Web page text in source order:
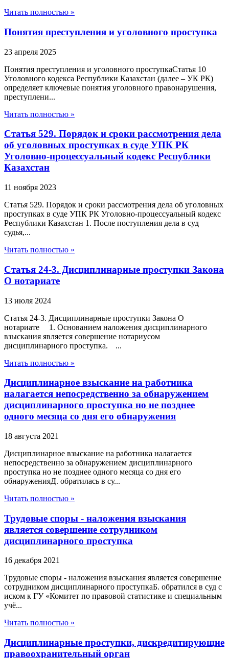
Читать полностью »
Понятия преступления и уголовного проступка
23 апреля 2025
Понятия преступления и уголовного проступкаСтатья 10
Уголовного кодекса Республики Казахстан (далее – УК РК)
определяет ключевые понятия уголовного правонарушения,
преступлени...
Читать полностью »
Статья 529. Порядок и сроки рассмотрения дела
об уголовных проступках в суде УПК РК
Уголовно-процессуальный кодекс Республики
Казахстан
11 ноября 2023
Статья 529. Порядок и сроки рассмотрения дела об уголовных
проступках в суде УПК РК Уголовно-процессуальный кодекс
Республики Казахстан 1. После поступления дела в суд
судья,...
Читать полностью »
Статья 24-3. Дисциплинарные проступки Закона
О нотариате
13 июля 2024
Статья 24-3. Дисциплинарные проступки Закона О
нотариате 1. Основанием наложения дисциплинарного
взыскания является совершение нотариусом
дисциплинарного проступка. ...
Читать полностью »
Дисциплинарное взыскание на работника
налагается непосредственно за обнаружением
дисциплинарного проступка но не позднее
одного месяца со дня его обнаружения
18 августа 2021
Дисциплинарное взыскание на работника налагается
непосредственно за обнаружением дисциплинарного
проступка но не позднее одного месяца со дня его
обнаруженияД. обратилась в су...
Читать полностью »
Трудовые споры - наложения взыскания
является совершение сотрудником
дисциплинарного проступка
16 декабря 2021
Трудовые споры - наложения взыскания является совершение
сотрудником дисциплинарного проступкаБ. обратился в суд с
иском к ГУ «Комитет по правовой статистике и специальным
учё...
Читать полностью »
Дисциплинарные проступки, дискредитирующие
правоохранительный орган